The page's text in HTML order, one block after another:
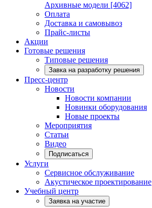
Архивные модели [4062]
Оплата
Доставка и самовывоз
Прайс-листы
Акции
Готовые решения
Типовые решения
Завка на разработку решения
Пресс-центр
Новости
Новости компании
Новинки оборудования
Новые проекты
Мероприятия
Статьи
Видео
Подписаться
Услуги
Сервисное обслуживание
Акустическое проектирование
Учебный центр
Заявка на участие